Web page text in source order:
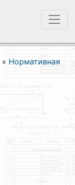
» Нормативная